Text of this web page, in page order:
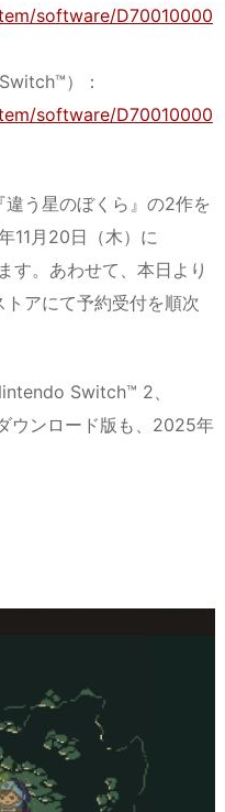
software/D70010000
）：
software/D70010000
う星のぼくら』の2作を
11月20日（木）に
。あわせて、本日より
アにて予約受付を順次
Switch™ 2、
ンロード版も、2025年